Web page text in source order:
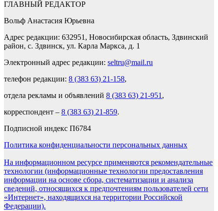
ГЛАВНЫЙ РЕДАКТОР
Вольф Анастасия Юрьевна
Адрес редакции: 632951, Новосибирская область, Здвинский
район, с. Здвинск, ул. Карла Маркса, д. 1
Электронный адрес редакции: seltru@mail.ru
телефон редакции: 8 (383 63) 21-158,
отдела рекламы и объявлений 8 (383 63) 21-951 ,
корреспондент – 8 (383 63) 21-859.
Подписной индекс П6784
Политика конфиденциальности персональных данных
На информационном ресурсе применяются рекомендательные
технологии (информационные технологии предоставления
информации на основе сбора, систематизации и анализа
сведений, относящихся к предпочтениям пользователей сети
«Интернет», находящихся на территории Российской
Федерации).